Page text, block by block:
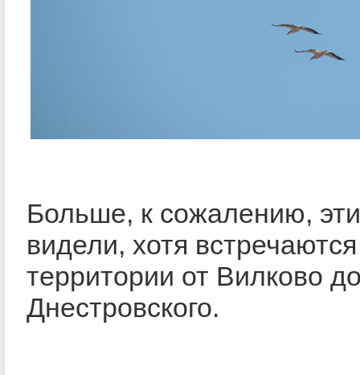
Больше, к сожалению,
видели, хотя
территории от Вилково
Днестровского.